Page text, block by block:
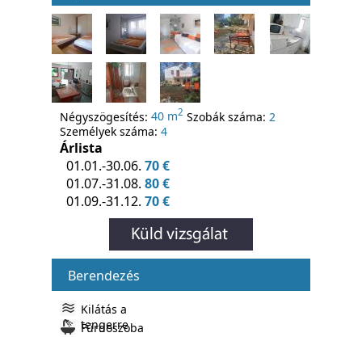
Négyszögesítés: 40 m2 Szobák száma: 2
Személyek száma: 4
Árlista
01.01.-30.06. 70 €
01.07.-31.08. 80 €
01.09.-31.12. 70 €
Berendezés
Kilátás a
tengerre
Fürdoszoba